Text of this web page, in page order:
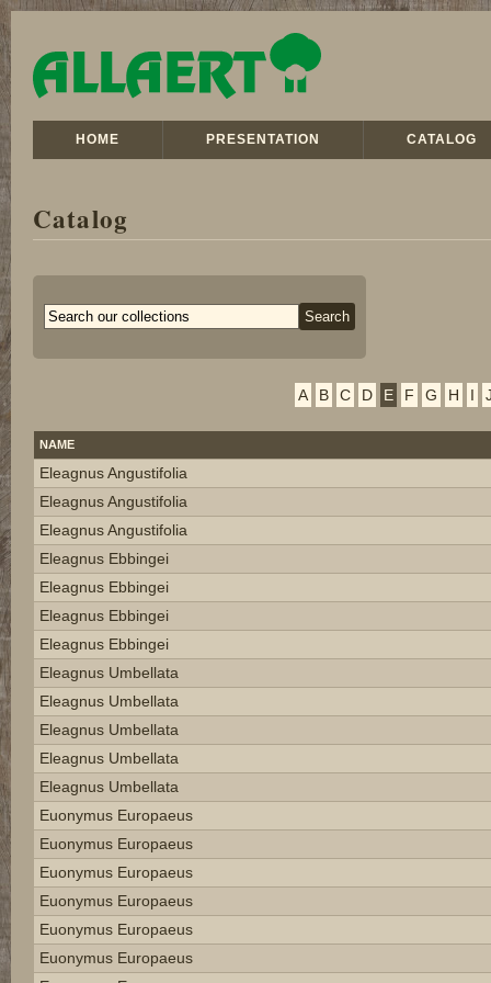
HOME PRESENTATION CATALOG
Catalog
A B C D E F G H I
NAME
Eleagnus Angustifolia
Eleagnus Angustifolia
Eleagnus Angustifolia
Eleagnus Ebbingei
Eleagnus Ebbingei
Eleagnus Ebbingei
Eleagnus Ebbingei
Eleagnus Umbellata
Eleagnus Umbellata
Eleagnus Umbellata
Eleagnus Umbellata
Eleagnus Umbellata
Euonymus Europaeus
Euonymus Europaeus
Euonymus Europaeus
Euonymus Europaeus
Euonymus Europaeus
Euonymus Europaeus